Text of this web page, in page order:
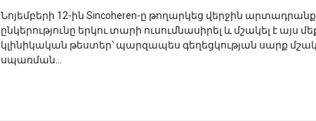
Նոյեմբերի 12-ին Sincoheren-ը թողարկեց վերջին
ընկերությունը երկու տարի ուսումնասիրել և մշակել է
կլինիկական թեստեր՝ պարզապես գեղեցկության սարք
սպառման...